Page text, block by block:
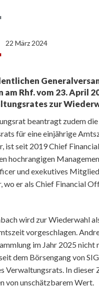
22 März 2024
am Rhf. vom 23. April
zur
beantragt zudem
für eine einjährige
ist seit 2019 Chief
hochrangigen
und exekutives
wo er als Chief Financial
wird zur Wiederwahl
vorgeschlagen.
im Jahr 2025
dem Börsengang von
Verwaltungsrats. In dieser
von unschätzbarem Wert.